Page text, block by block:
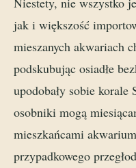
jak i większość
mieszanych akwariach
podskubując osiadłe
upodobały sobie korale
osobniki mogą
mieszkańcami
przypadkowego